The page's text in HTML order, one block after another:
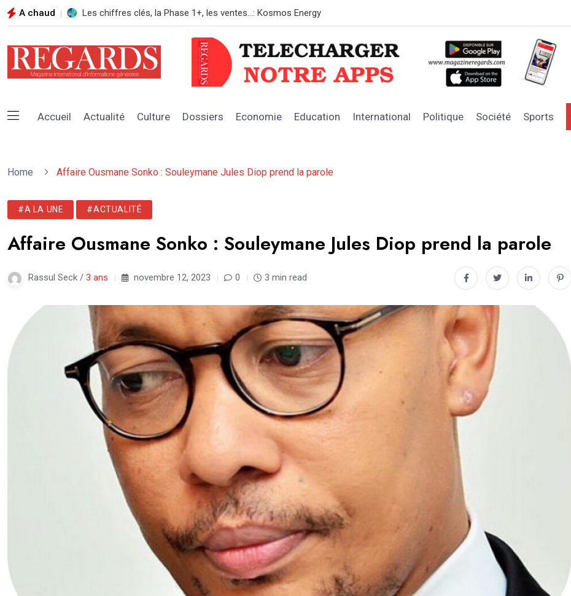
A chaud REGARDS N*108 AOUT 2026
Accueil Actualité Culture Dossiers Economie Education International Politique Société Sports
Home Affaire Ousmane Sonko : Souleymane Jules Diop prend la parole
#A LA UNE #ACTUALITÉ
Affaire Ousmane Sonko : Souleymane Jules Diop prend la parole
Rassul Seck / 3 ans novembre 12, 2023 0 3 min read